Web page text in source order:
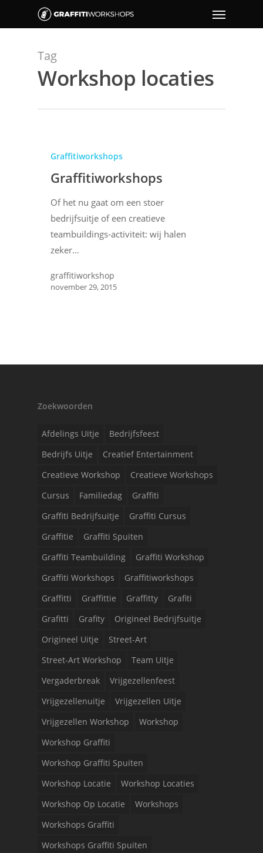
Tag
Workshop locaties
Graffitiworkshops
Graffitiworkshops
Of het nu gaat om een stoer
bedrijfsuitje of een creatieve
teambuildings-activiteit: wij halen
zeker…
graffitiworkshop
november 29, 2015
Zoekwoorden
Afdelings Uitje
Bedrijfsfeest
Bedrijfs Uitje
Creatief Entertainment
Creatieve Workshop
Creatieve Workshops
Cursus
Familiedag
Graffiti
Graffiti Bedrijfsuitje
Graffiti Cursus
Graffitie
Graffiti Spuiten
Graffiti Teambuilding
Graffiti Workshop
Graffiti Workshops
Graffitiworkshops
Graffitti
Graffittie Graffitty
Grafiti
Grafitti
Grafity
Origineel Bedrijfsuitje
Origineel Uitje
Street-Art
Street-Art Workshop
Team Uitje
Vergaderbreak
Vrijgezellenfeest
Vrijgezellenuitje
Vrijgezellen Uitje
Vrijgezellen Workshop
Workshop
Workshop Graffiti
Workshop Graffiti Spuiten
Workshop Locatie
Workshop Locaties
Workshop Op Locatie
Workshops
Workshops Graffiti
Workshops Graffiti Spuiten